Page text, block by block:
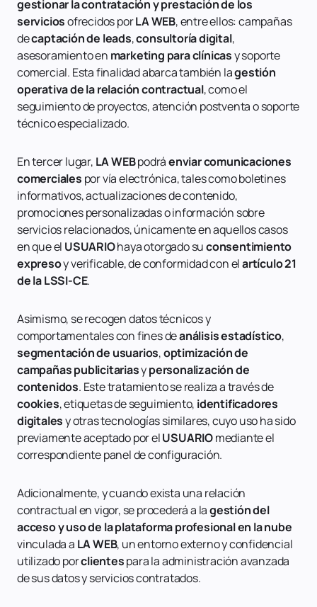
gestionar la contratación y prestación de los
serviciosofrecidos porLA WEB, entre ellos: campañas
decaptación de leads,consultoría digital,
asesoramiento en marketing para clínicasy soporte
comercial. Esta finalidad abarca también lagestión
operativa de la relación contractual, como el
seguimiento de proyectos, atención postventa o soporte
técnico especializado.
En tercer lugar, LA WEBpodráenviar comunicaciones
comerciales por vía electrónica, tales como boletines
informativos, actualizaciones de contenido,
promociones personalizadas o información sobre
servicios relacionados, únicamente en aquellos casos
en que el USUARIOhaya otorgado suconsentimiento
expresoy verificable, de conformidad con elartículo 21
de la LSSI-CE.
Asimismo, se recogen datos técnicos y
comportamentales con fines deanálisis estadístico,
segmentación de usuarios,optimización de
campañas publicitariasypersonalización de
contenidos. Este tratamiento se realiza a través de
cookies, etiquetas de seguimiento, identificadores
digitalesy otras tecnologías similares, cuyo uso ha sido
previamente aceptado por elUSUARIOmediante el
correspondiente panel de configuración.
Adicionalmente, y cuando exista una relación
contractual en vigor, se procederá a lagestión del
acceso y uso de la plataforma profesional en la nube
vinculada a LA WEB, un entorno externo y confidencial
utilizado porclientespara la administración avanzada
de sus datos y servicios contratados.